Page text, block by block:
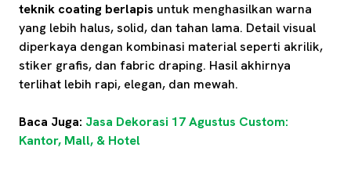
teknik coating berlapis untuk menghasilkan warna
yang lebih halus, solid, dan tahan lama. Detail visual
diperkaya dengan kombinasi material seperti akrilik,
stiker grafis, dan fabric draping. Hasil akhirnya
terlihat lebih rapi, elegan, dan mewah.
Baca Juga: Jasa Dekorasi 17 Agustus Custom:
Kantor, Mall, & Hotel